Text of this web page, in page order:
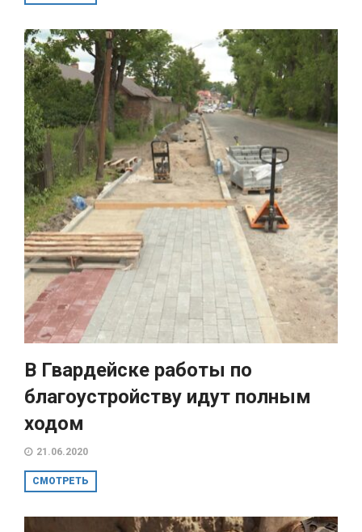
В Гвардейске работы по
благоустройству идут полным
ходом
21.06.2020
СМОТРЕТЬ